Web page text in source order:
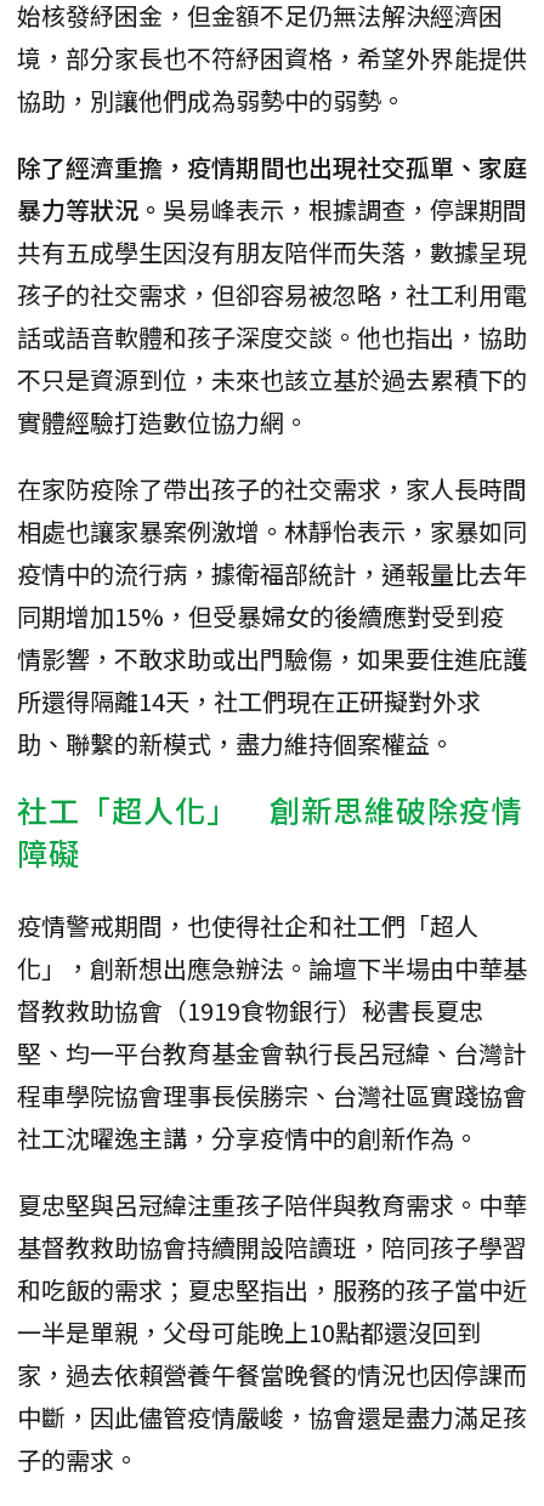
始核發紓困金，但金額不足仍無法解決經濟困
境，部分家長也不符紓困資格，希望外界能提供
協助，別讓他們成為弱勢中的弱勢。
除了經濟重擔，疫情期間也出現社交孤單、家庭
暴力等狀況。 吳易峰表示，根據調查，停課期間
共有五成學生因沒有朋友陪伴而失落，數據呈現
孩子的社交需求，但卻容易被忽略，社工利用電
話或語音軟體和孩子深度交談。他也指出，協助
不只是資源到位，未來也該立基於過去累積下的
實體經驗打造數位協力網。
在家防疫除了帶出孩子的社交需求，家人長時間
相處也讓家暴案例激增。林靜怡表示，家暴如同
疫情中的流行病，據衛福部統計，通報量比去年
同期增加15%，但受暴婦女的後續應對受到疫
情影響，不敢求助或出門驗傷，如果要住進庇護
所還得隔離14天，社工們現在正研擬對外求
助、聯繫的新模式，盡力維持個案權益。
社工「超人化」 創新思維破除疫情
障礙
疫情警戒期間，也使得社企和社工們「超人
化」，創新想出應急辦法。論壇下半場由中華基
督教救助協會（1919食物銀行）秘書長夏忠
堅、均一平台教育基金會執行長呂冠緯、台灣計
程車學院協會理事長侯勝宗、台灣社區實踐協會
社工沈曜逸主講，分享疫情中的創新作為。
夏忠堅與呂冠緯注重孩子陪伴與教育需求。中華
基督教救助協會持續開設陪讀班，陪同孩子學習
和吃飯的需求；夏忠堅指出，服務的孩子當中近
一半是單親，父母可能晚上10點都還沒回到
家，過去依賴營養午餐當晚餐的情況也因停課而
中斷，因此儘管疫情嚴峻，協會還是盡力滿足孩
子的需求。